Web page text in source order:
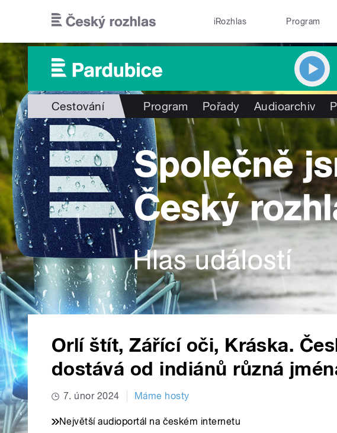
iRozhlas Program
Cestování Program Pořady Audioarchiv
Orlí štít, Zářící oči, Kráska.
dostává od indiánů různá
7. únor 2024 Máme hosty
Největší audioportál na českém internetu